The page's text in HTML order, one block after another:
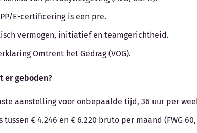
E-certificering is een pre.
vermogen, initiatief en teamgerichtheid.
Omtrent het Gedrag (VOG).
er geboden?
aanstelling voor onbepaalde tijd, 36 uur per
tussen € 4.246 en € 6.220 bruto per maand (FWG